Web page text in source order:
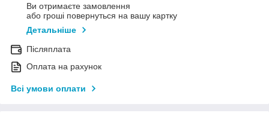
Ви отримаєте замовлення
або гроші повернуться на вашу картку
Детальніше
Післяплата
Оплата на рахунок
Всі умови оплати